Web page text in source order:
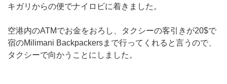
キガリからの便でナイロビに着きました。
空港内のATMでお金をおろし、タクシーの客引きが20$で
宿のMilimani Backpackersまで行ってくれると言うので、
タクシーで向かうことにしました。